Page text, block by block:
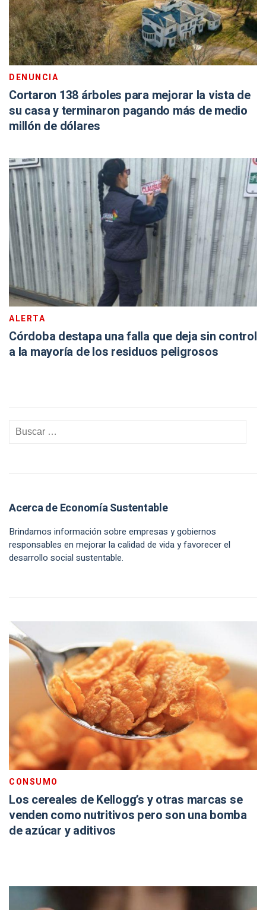
DENUNCIA
Cortaron 138 árboles para mejorar la vista de
su casa y terminaron pagando más de medio
millón de dólares
ALERTA
Córdoba destapa una falla que deja sin control
a la mayoría de los residuos peligrosos
Acerca de Economía Sustentable
Brindamos información sobre empresas y gobiernos
responsables en mejorar la calidad de vida y favorecer el
desarrollo social sustentable.
CONSUMO
Los cereales de Kellogg’s y otras marcas se
venden como nutritivos pero son una bomba
de azúcar y aditivos